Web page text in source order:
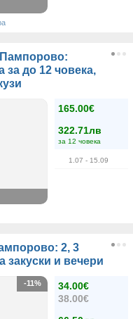
Пампорово:
за до 12 човека,
165.00€
322.71лв
за 12 човека
1.07 - 15.09
2, 3
закуски и вечери
34.00€
38.00€
-11%